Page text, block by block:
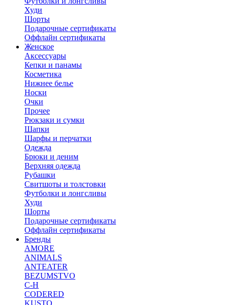
Худи
Шорты
Подарочные сертификаты
Оффлайн сертификаты
Женское
Аксессуары
Кепки и панамы
Косметика
Нижнее белье
Носки
Очки
Прочее
Рюкзаки и сумки
Шапки
Шарфы и перчатки
Одежда
Брюки и деним
Верхняя одежда
Рубашки
Свитшоты и толстовки
Футболки и лонгсливы
Худи
Шорты
Подарочные сертификаты
Оффлайн сертификаты
Бренды
AMORE
ANIMALS
ANTEATER
BEZUMSTVO
C-H
CODERED
KUSTO